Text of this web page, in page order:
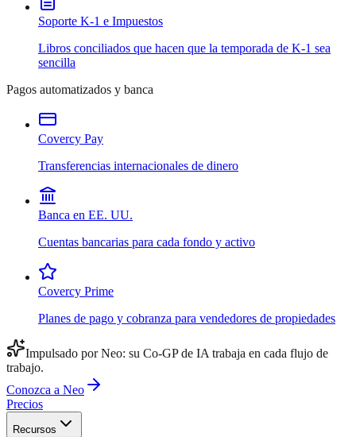
Soporte K-1 e Impuestos
Libros conciliados que hacen que la temporada de K-1 sea
sencilla
Pagos automatizados y banca
Covercy Pay
Transferencias internacionales de dinero
Banca en EE. UU.
Cuentas bancarias para cada fondo y activo
Covercy Prime
Planes de pago y cobranza para vendedores de propiedades
Impulsado por Neo: su Co-GP de IA trabaja en cada flujo de
trabajo.
Conozca a Neo
Precios
Recursos